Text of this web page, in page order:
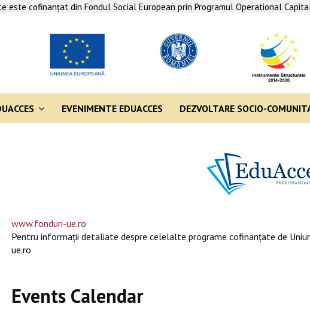
este cofinanţat din Fondul Social European prin Programul Operational
EVENIMENTE EDUACCES DEZVOLTARE SOCIO-
www.fonduri-ue.ro
Pentru informaţii detaliate despre celelalte programe cofinanţate de
ue.ro
Events Calendar